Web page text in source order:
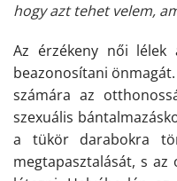
hogy azt tehet velem,
Az érzékeny női lélek
beazonosítani
számára az
szexuális
a tükör darabokra
megtapasztalását, s